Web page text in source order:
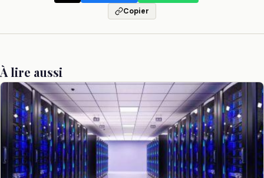
Copier
À lire aussi